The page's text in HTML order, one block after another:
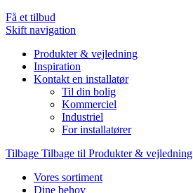
Få et tilbud
Skift navigation
Produkter & vejledning
Inspiration
Kontakt en installatør
Til din bolig
Kommerciel
Industriel
For installatører
Tilbage Tilbage til Produkter & vejledning
Vores sortiment
Dine behov